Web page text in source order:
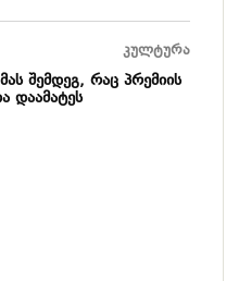
კულტურა
შემდეგ, რაც პრემიის
დაამატეს